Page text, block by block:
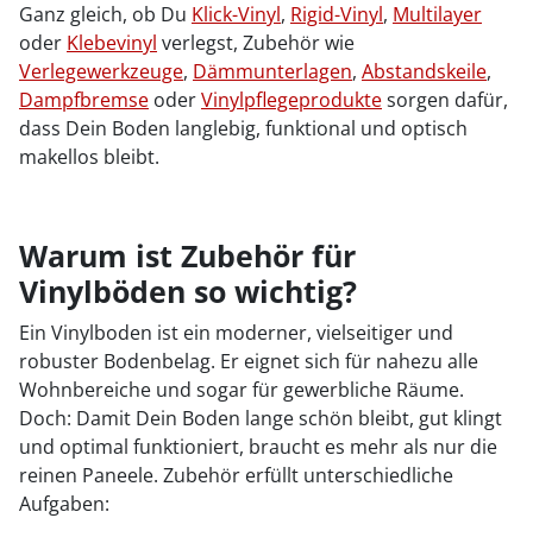
Ganz gleich, ob Du Klick-Vinyl, Rigid-Vinyl, Multilayer
oder Klebevinyl verlegst, Zubehör wie
Verlegewerkzeuge, Dämmunterlagen, Abstandskeile,
Dampfbremse oderVinylpflegeproduktesorgen dafür,
dass Dein Boden langlebig, funktional und optisch
makellos bleibt.
Warum ist Zubehör für
Vinylböden so wichtig?
Ein Vinylboden ist ein moderner, vielseitiger und
robuster Bodenbelag. Er eignet sich für nahezu alle
Wohnbereiche und sogar für gewerbliche Räume.
Doch: Damit Dein Boden lange schön bleibt, gut klingt
und optimal funktioniert, braucht es mehr als nur die
reinen Paneele. Zubehör erfüllt unterschiedliche
Aufgaben: